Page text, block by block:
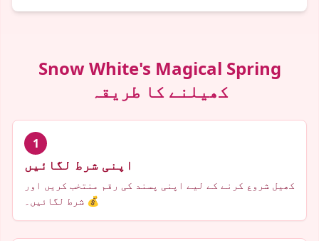
Snow White's Magical Spring
کھیلنے کا طریقہ
1
اپنی شرط لگائیں
کھیل شروع کرنے کے لیے اپنی پسند کی رقم منتخب کریں اور
شرط لگائیں۔ 💰